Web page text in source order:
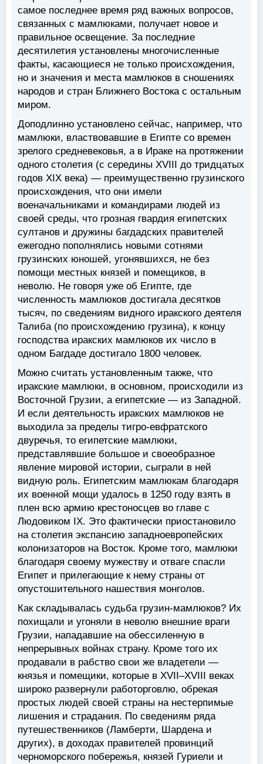
самое последнее время ряд важных вопросов,
связанных с мамлюками, получает новое и
правильное освещение. За последние
десятилетия установлены многочисленные
факты, касающиеся не только происхождения,
но и значения и места мамлюков в сношениях
народов и стран Ближнего Востока с остальным
миром.
Доподлинно установлено сейчас, например, что
мамлюки, властвовавшие в Египте со времен
зрелого средневековья, а в Ираке на протяжении
одного столетия (с середины XVIII до тридцатых
годов XIX века) — преимущественно грузинского
происхождения, что они имели
военачальниками и командирами людей из
своей среды, что грозная гвардия египетских
султанов и дружины багдадских правителей
ежегодно пополнялись новыми сотнями
грузинских юношей, угонявшихся, не без
помощи местных князей и помещиков, в
неволю. Не говоря уже об Египте, где
численность мамлюков достигала десятков
тысяч, по сведениям видного иракского деятеля
Талиба (по происхождению грузина), к концу
господства иракских мамлюков их число в
одном Багдаде достигало 1800 человек.
Можно считать установленным также, что
иракские мамлюки, в основном, происходили из
Восточной Грузии, а египетские — из Западной.
И если деятельность иракских мамлюков не
выходила за пределы тигро-евфратского
двуречья, то египетские мамлюки,
представлявшие большое и своеобразное
явление мировой истории, сыграли в ней
видную роль. Египетским мамлюкам благодаря
их военной мощи удалось в 1250 году взять в
плен всю армию крестоносцев во главе с
Людовиком IX. Это фактически приостановило
на столетия экспансию западноевропейских
колонизаторов на Восток. Кроме того, мамлюки
благодаря своему мужеству и отваге спасли
Египет и прилегающие к нему страны от
опустошительного нашествия монголов.
Как складывалась судьба грузин-мамлюков? Их
похищали и угоняли в неволю внешние враги
Грузии, нападавшие на обессиленную в
непрерывных войнах страну. Кроме того их
продавали в рабство свои же владетели —
князья и помещики, которые в XVII–XVIII веках
широко развернули работорговлю, обрекая
простых людей своей страны на нестерпимые
лишения и страдания. По сведениям ряда
путешественников (Ламберти, Шардена и
других), в доходах правителей провинций
черноморского побережья, князей Гуриели и